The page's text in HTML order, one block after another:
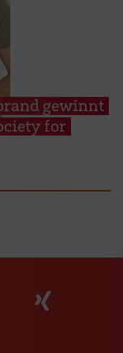
gewinnt
for
Facebook
Zu